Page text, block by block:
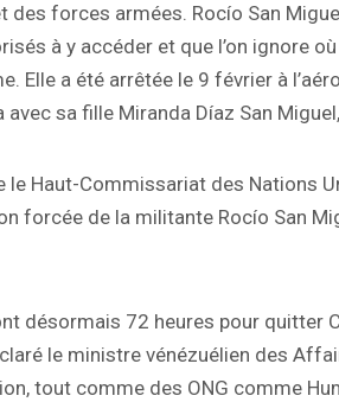
forces armées. Rocío San
à y accéder et que l’on ignore
Elle a été arrêtée le 9 février à
avec sa fille Miranda Díaz San
le Haut-Commissariat des Nations
forcée de la militante Rocío San
désormais 72 heures pour quitter
le ministre vénézuélien des
tout comme des ONG comme